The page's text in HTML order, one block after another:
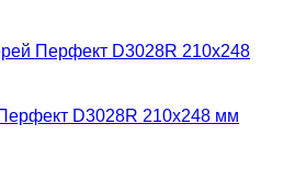
D3028R 210х248 мм